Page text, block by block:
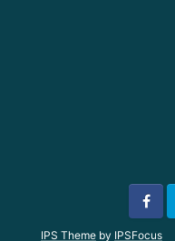
IPS Theme by IPSFocus